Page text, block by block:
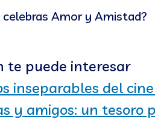
celebras Amor y Amistad?
te puede interesar
inseparables del
y amigos: un tesoro